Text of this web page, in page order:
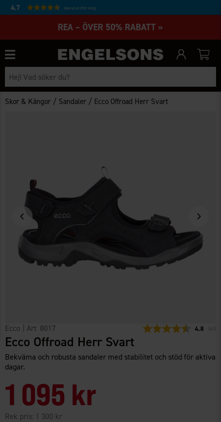
4.7 Baserat på 27231 betyg
REA – ÖVER 50% RABATT »
Skor & Kängor / Sandaler / Ecco Offroad Herr Svart
Ecco | Art 8017 4.8 63
Ecco Offroad Herr Svart
Bekväma och robusta sandaler med stabilitet och stöd för aktiva
dagar.
1 095 kr
Rek pris: 1 300 kr